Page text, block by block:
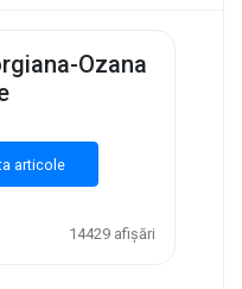
Ozana
articole
14429 afișări